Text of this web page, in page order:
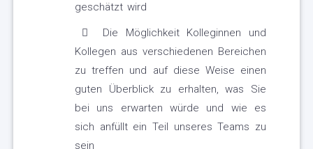
geschätzt wird
Die Möglichkeit Kolleginnen und
Kollegen aus verschiedenen Bereichen
zu treffen und auf diese Weise einen
guten Überblick zu erhalten, was Sie
bei uns erwarten würde und wie es
sich anfüllt ein Teil unseres Teams zu
sein